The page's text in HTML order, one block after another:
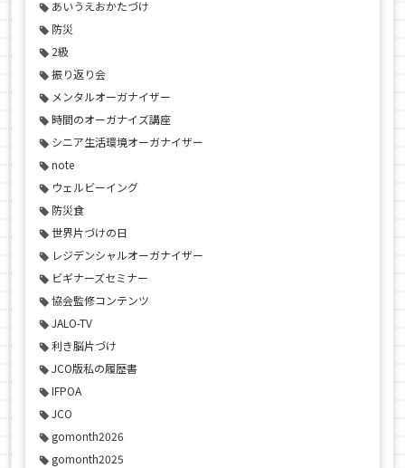
あいうえおかたづけ
防災
2級
振り返り会
メンタルオーガナイザー
時間のオーガナイズ講座
シニア生活環境オーガナイザー
note
ウェルビーイング
防災食
世界片づけの日
レジデンシャルオーガナイザー
ビギナーズセミナー
協会監修コンテンツ
JALO-TV
利き脳片づけ
JCO版私の履歴書
IFPOA
JCO
gomonth2026
gomonth2025